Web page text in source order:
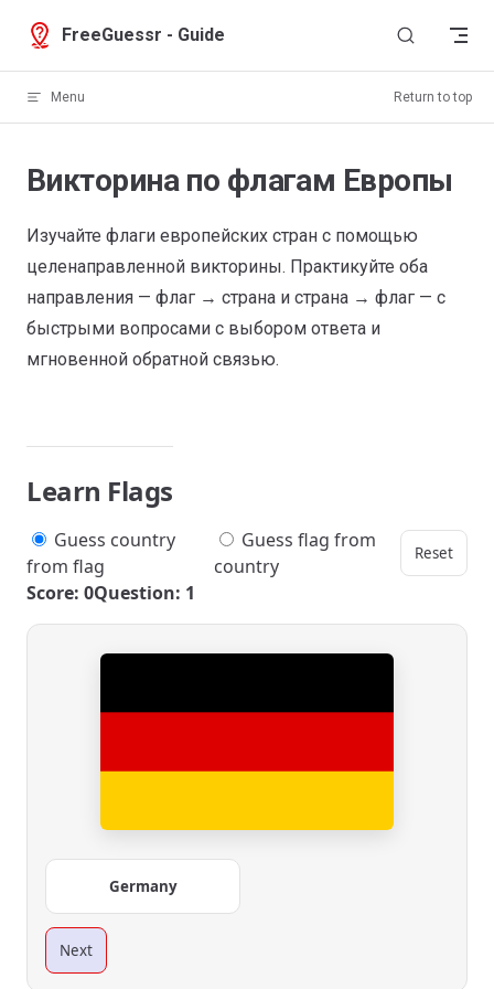
Skip to content
FreeGuessr - Guide
Menu Return to top
Викторина по флагам Европы
Изучайте флаги европейских стран с помощью
целенаправленной викторины. Практикуйте оба
направления — флаг → страна и страна → флаг — с
быстрыми вопросами с выбором ответа и
мгновенной обратной связью.
Learn Flags
Guess country
from flag
Guess flag from
country
Reset
Score: 0Question: 1
Germany
Next